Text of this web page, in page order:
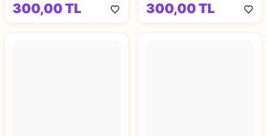
300,00 TL 300,00 TL